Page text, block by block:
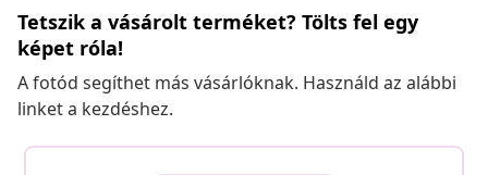
Tetszik a vásárolt terméket? Tölts fel egy
képet róla!
A fotód segíthet más vásárlóknak. Használd az alábbi
linket a kezdéshez.